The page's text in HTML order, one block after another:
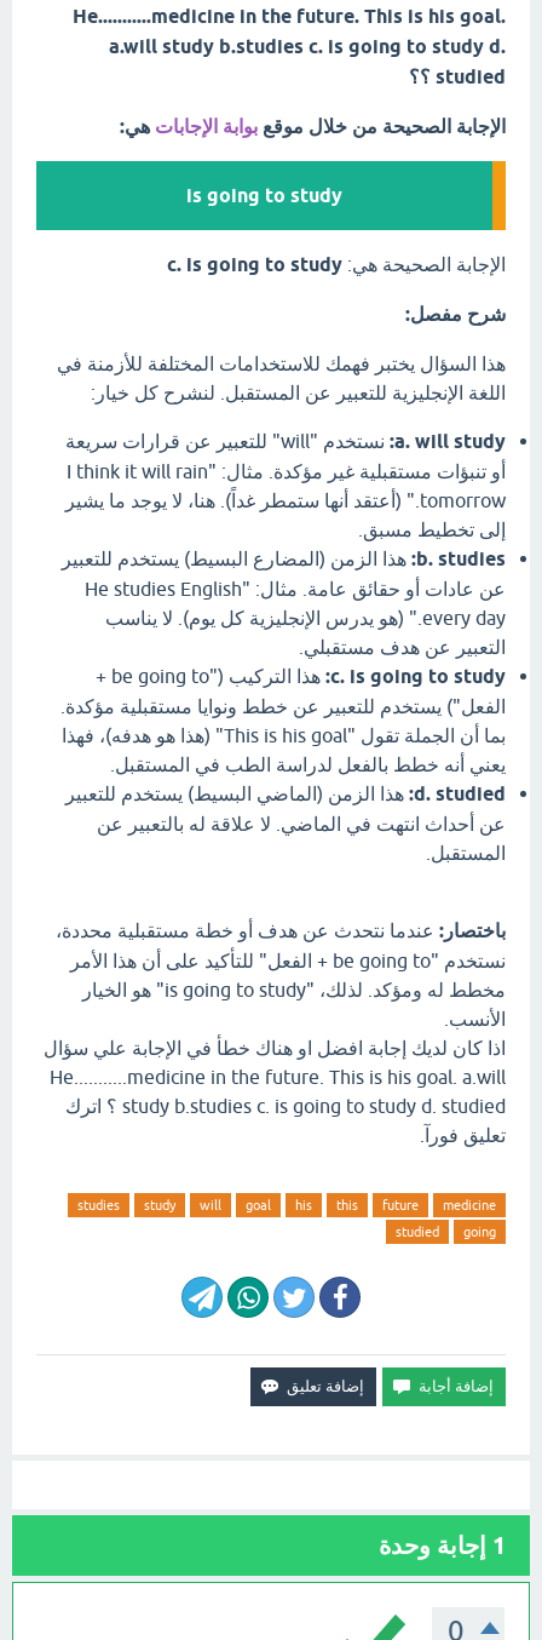
He...........medicine in the future. This is his goal.
a.will study b.studies c. is going to study d.
studied ؟؟
الإجابة الصحيحة من خلال موقع بوابة الإجابات هي:
is going to study
الإجابة الصحيحة هي: c. is going to study
شرح مفصل:
هذا السؤال يختبر فهمك للاستخدامات المختلفة للأزمنة في
اللغة الإنجليزية للتعبير عن المستقبل. لنشرح كل خيار:
a. will study:
نستخدم "will" للتعبير عن قرارات سريعة
أو تنبؤات مستقبلية غير مؤكدة. مثال: "I think it will rain
tomorrow." (أعتقد أنها ستمطر غداً). هنا، لا يوجد ما يشير
إلى تخطيط مسبق.
b. studies: هذا الزمن (المضارع البسيط) يستخدم للتعبير
عن عادات أو حقائق عامة. مثال: "He studies English
every day." (هو يدرس الإنجليزية كل يوم). لا يناسب
التعبير عن هدف مستقبلي.
c. is going to study:
هذا التركيب ("be going to +
الفعل") يستخدم للتعبير عن خطط ونوايا مستقبلية مؤكدة.
بما أن الجملة تقول "This is his goal" (هذا هو هدفه)، فهذا
يعني أنه خطط بالفعل لدراسة الطب في المستقبل.
d. studied: هذا الزمن (الماضي البسيط) يستخدم للتعبير
عن أحداث انتهت في الماضي. لا علاقة له بالتعبير عن
المستقبل.
باختصار: عندما نتحدث عن هدف أو خطة مستقبلية محددة،
نستخدم "be going to + الفعل" للتأكيد على أن هذا الأمر
مخطط له ومؤكد. لذلك، "is going to study" هو الخيار
الأنسب.
اذا كان لديك إجابة افضل او هناك خطأ في الإجابة علي سؤال
He...........medicine in the future. This is his goal. a.will
study b.studies c. is going to study d. studied ؟ اترك
تعليق فورآ.
medicine
future
this
his
goal
will
study
studies
going
studied
1 إجابة وحدة
0